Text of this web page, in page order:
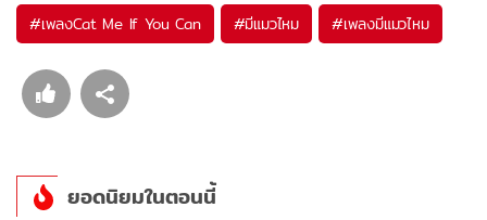
#เพลงCat Me If You Can #มีแมวไหม #เพลงมีแมวไหม
ยอดนิยมในตอนนี้